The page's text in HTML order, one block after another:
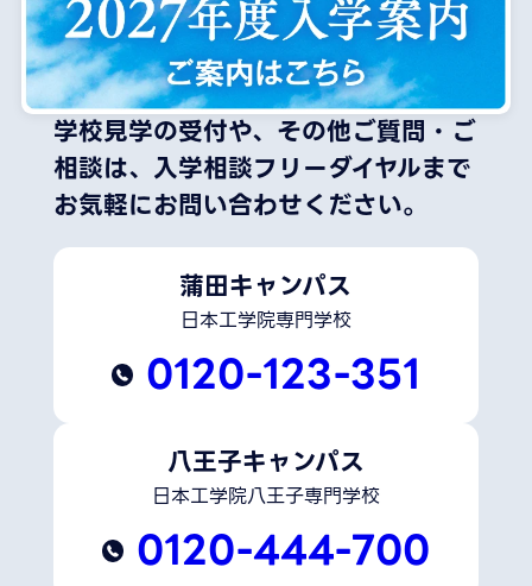
学校見学の受付や、その他ご質問・ご
相談は、 入学相談フリーダイヤルまで
お気軽にお問い合わせください。
蒲田キャンパス
日本工学院専門学校
0120-123-351
八王子キャンパス
日本工学院八王子専門学校
0120-444-700